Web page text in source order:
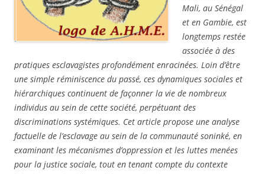
Mali, au Sénégal
et en Gambie, est
longtemps restée
associée à des
pratiques esclavagistes profondément enracinées. Loin d’être
une simple réminiscence du passé, ces dynamiques sociales et
hiérarchiques continuent de façonner la vie de nombreux
individus au sein de cette société, perpétuant des
discriminations systémiques. Cet article propose une analyse
factuelle de l’esclavage au sein de la communauté soninké, en
examinant les mécanismes d’oppression et les luttes menées
pour la justice sociale, tout en tenant compte du contexte